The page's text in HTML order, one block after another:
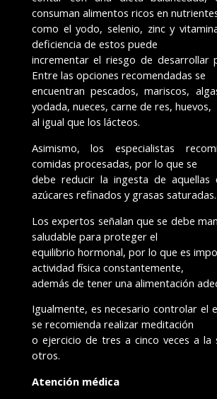
consuman alimentos ricos en
como el yodo, selenio, zinc y
deficiencia de estos puede
incrementar el riesgo de desarrollar
Entre las opciones recomendadas se
encuentran pescados, mariscos,
yodada, nueces, carne de res, huevos,
al igual que los lácteos.
Asimismo, los especialistas
comidas procesadas, por lo que se
debe reducir la ingesta de aquellas
azúcares refinados y grasas saturadas.
Los expertos señalan que se debe
saludable para proteger el
equilibrio hormonal, por lo que es
actividad física constantemente,
además de tener una alimentación
Igualmente, es necesario controlar el
se recomienda realizar meditación
o ejercicio de tres a cinco veces a la
otros.
Atención médica